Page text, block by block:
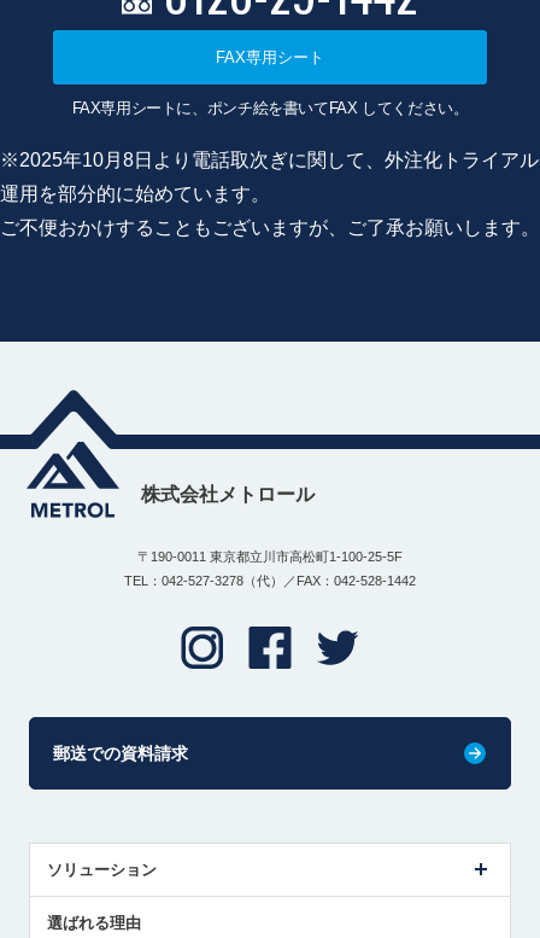
FAX専用シート
FAX専用シートに、ポンチ絵を書いてFAX してください。
※2025年10月8日より電話取次ぎに関して、外注化トライアル
運用を部分的に始めています。
ご不便おかけすることもございますが、ご了承お願いします。
株式会社メトロール
〒190-0011 東京都立川市高松町1-100-25-5F
TEL：042-527-3278（代）／FAX：042-528-1442
郵送での資料請求
ソリューション
解決策提案
選ばれる理由